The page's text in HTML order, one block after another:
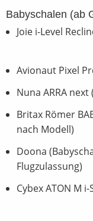
pucken
Babyschalen (ab
Joie i-Level
Avionaut Pixel
Nuna ARRA
Britax Römer
nach Modell)
Doona
Flugzulassung)
Cybex ATON M i-